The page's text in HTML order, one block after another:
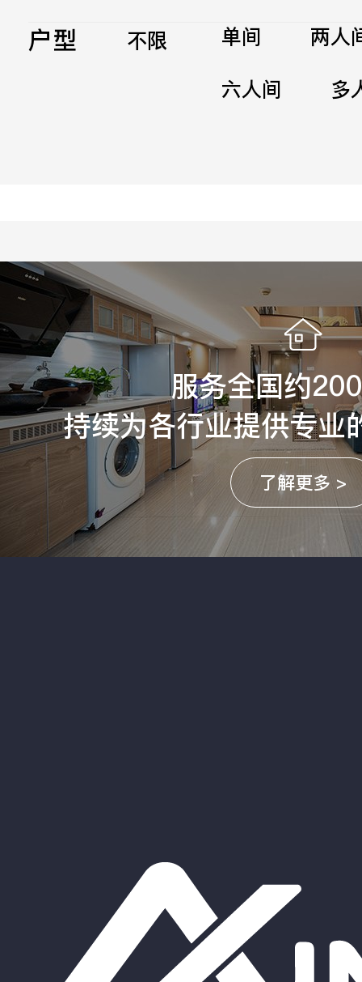
户型 不限 单间
两人
六人间
多
服务全国约
持续为各行业提供专业
了解更多 >